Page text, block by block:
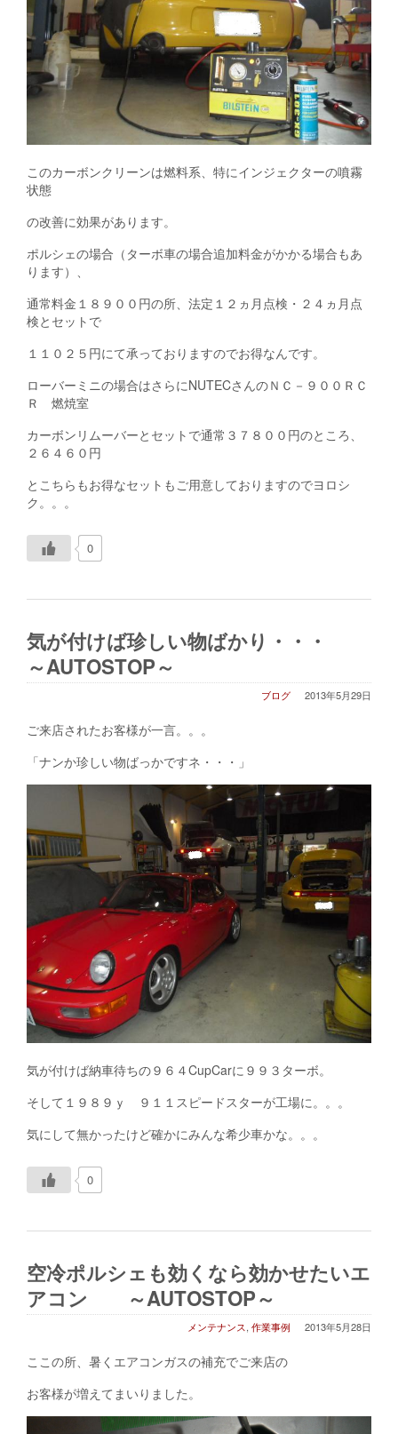
このカーボンクリーンは燃料系、特にインジェクターの噴霧
状態
の改善に効果があります。
ポルシェの場合（ターボ車の場合追加料金がかかる場合もあ
ります）、
通常料金１８９００円の所、法定１２ヵ月点検・２４ヵ月点
検とセットで
１１０２５円にて承っておりますのでお得なんです。
ローバーミニの場合はさらにNUTECさんのＮＣ－９００ＲＣ
Ｒ 燃焼室
カーボンリムーバーとセットで通常３７８００円のところ、
２６４６０円
とこちらもお得なセットもご用意しておりますのでヨロシ
ク。。。
0
気が付けば珍しい物ばかり・・・
～AUTOSTOP～
2013年5月29日
ブログ
ご来店されたお客様が一言。。。
「ナンか珍しい物ばっかですネ・・・」
気が付けば納車待ちの９６４CupCarに９９３ターボ。
そして１９８９ｙ ９１１スピードスターが工場に。。。
気にして無かったけど確かにみんな希少車かな。。。
0
空冷ポルシェも効くなら効かせたいエ
アコン ～AUTOSTOP～
2013年5月28日
メンテナンス, 作業事例
ここの所、暑くエアコンガスの補充でご来店の
お客様が増えてまいりました。